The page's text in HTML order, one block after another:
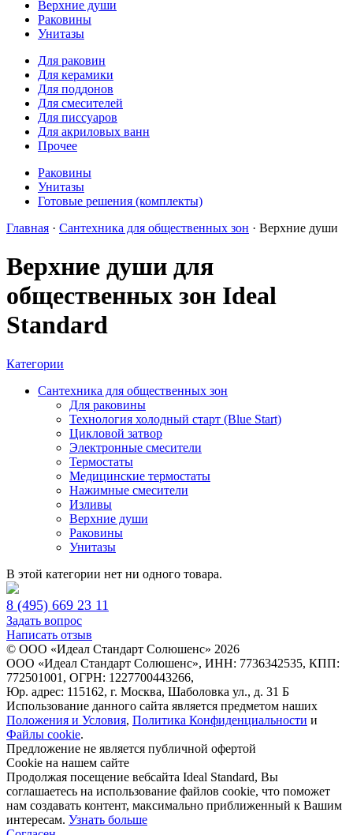
Верхние души
Раковины
Унитазы
Для раковин
Для керамики
Для поддонов
Для смесителей
Для писсуаров
Для акриловых ванн
Прочее
Раковины
Унитазы
Готовые решения (комплекты)
Главная · Cантехника для общественных зон · Верхние души
Верхние души для
общественных зон Ideal
Standard
Категории
Cантехника для общественных зон
Для раковины
Технология холодный старт (Blue Start)
Цикловой затвор
Электронные смесители
Термостаты
Медицинские термостаты
Нажимные смесители
Изливы
Верхние души
Раковины
Унитазы
В этой категории нет ни одного товара.
8 (495) 669 23 11
Задать вопрос
Написать отзыв
© ООО «Идеал Стандарт Солюшенс» 2026
ООО «Идеал Стандарт Солюшенс», ИНН: 7736342535, КПП:
772501001, ОГРН: 1227700443266,
Юр. адрес: 115162, г. Москва, Шаболовка ул., д. 31 Б
Использование данного сайта является предметом наших
Положения и Условия, Политика Конфиденциальности и
Файлы cookie.
Предложение не является публичной офертой
Сookie на нашем сайте
Продолжая посещение вебсайта Ideal Standard, Вы
соглашаетесь на использование файлов cookie, что поможет
нам создавать контент, максимально приближенный к Вашим
интересам. Узнать больше